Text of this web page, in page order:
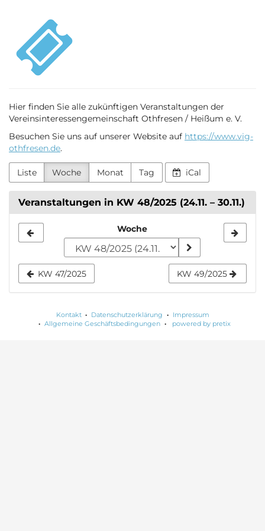
Inhalt
springen
VIG
Othfresen
Hier finden Sie alle zukünftigen Veranstaltungen der
Vereinsinteressengemeinschaft Othfresen / Heißum e. V.
Besuchen Sie uns auf unserer Website auf https://www.vig-
othfresen.de.
Liste Woche Monat Tag iCal
Veranstaltungen in KW 48/2025 (24.11. – 30.11.)
zur
Anzeige
auswählen
Woche
KW 47/2025 KW 49/2025
Kontakt Datenschutzerklärung
Impressum
Allgemeine Geschäftsbedingungen
powered by pretix